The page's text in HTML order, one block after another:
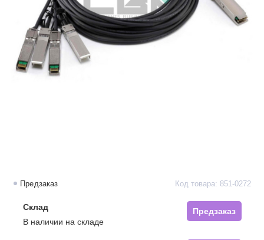
Предзаказ Код товара: 851-0272
Склад
Предзаказ
В наличии на складе